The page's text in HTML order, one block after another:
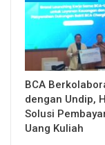
BCA
dengan Undip,
Solusi
Uang Kuliah